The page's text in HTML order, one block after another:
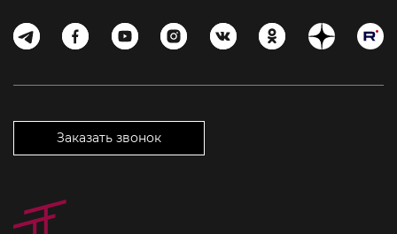
Заказать звонок